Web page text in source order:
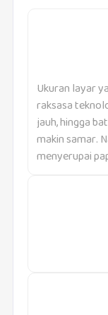
Ukuran layar
raksasa
jauh, hingga
makin samar.
menyerupai